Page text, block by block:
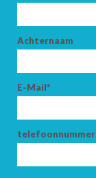
Achternaam
E-Mail*
telefoonnummer